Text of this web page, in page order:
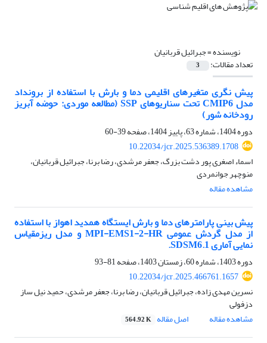
نویسنده =جبرائیل قربانیان
تعداد مقالات: 3
پیش نگری متغیرهای اقلیمی دما و بارش با استفاده از برونداد
مدل CMIP6 تحت سناریوهای SSP (مطالعه موردی: حوضه آبریز
رودخانه شور)
دوره 1404، شماره 63، پاییز 1404، صفحه
39-60
10.22034/jcr.2025.536389.1708
اسماء اصغری پور دشت بزرگ، جعفر مرشدی، رضا برنا، جبرائیل قربانیان،
منوچهر جوانمردی
مشاهده مقاله
پیش بینی پارامترهای دما و بارش ایستگاه همدید اهواز با استفاده
از مدل گردش عمومی MPI-EMS1-2-HR و مدل ریزمقیاس
نمایی آماری SDSM6.1.
دوره 1403، شماره 60، زمستان 1403، صفحه
81-93
10.22034/jcr.2025.466761.1657
نسرین مهدی زاده، جبرائیل قربانیان، رضا برنا، جعفر مرشدی، حمید نیل ساز
دزفولی
مشاهده مقاله
اصل مقاله 564.92 K